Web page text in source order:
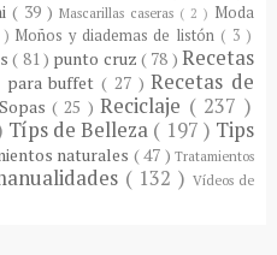
( 39 )Mascarillas caseras ( 2 ) Moda
Moños y diademas de listón ( 3 )
( 81 ) punto cruz( 78 )Recetas
para buffet( 27 )Recetas de
( 25 )Reciclaje ( 237 )
Típs de Belleza ( 197 ) Tips
naturales ( 47 )Tratamientos
( 132 ) Vídeos de